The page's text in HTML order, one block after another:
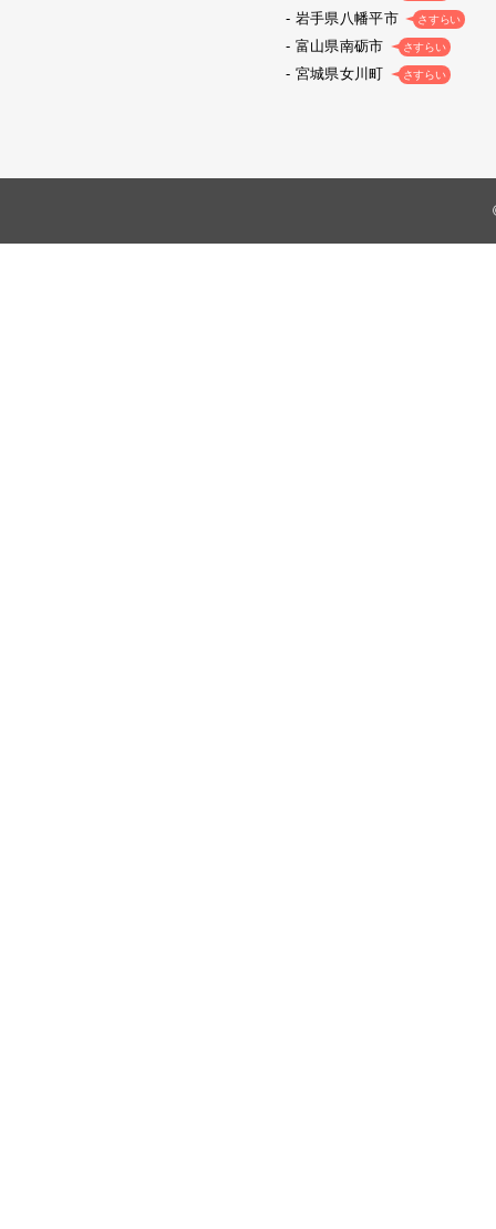
岩手県八幡平市 さすらい
富山県南砺市 さすらい
宮城県女川町 さすらい